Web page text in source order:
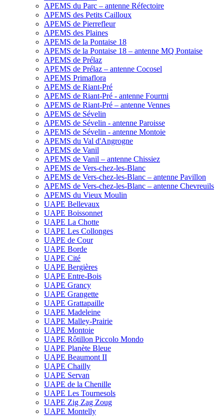
APEMS du Parc – antenne Réfectoire
APEMS des Petits Cailloux
APEMS de Pierrefleur
APEMS des Plaines
APEMS de la Pontaise 18
APEMS de la Pontaise 18 – antenne MQ Pontaise
APEMS de Prélaz
APEMS de Prélaz – antenne Cocosel
APEMS Primaflora
APEMS de Riant-Pré
APEMS de Riant-Pré - antenne Fourmi
APEMS de Riant-Pré – antenne Vennes
APEMS de Sévelin
APEMS de Sévelin - antenne Paroisse
APEMS de Sévelin - antenne Montoie
APEMS du Val d'Angrogne
APEMS de Vanil
APEMS de Vanil – antenne Chissiez
APEMS de Vers-chez-les-Blanc
APEMS de Vers-chez-les-Blanc – antenne Pavillon
APEMS de Vers-chez-les-Blanc – antenne Chevreuils
APEMS du Vieux Moulin
UAPE Bellevaux
UAPE Boissonnet
UAPE La Chotte
UAPE Les Collonges
UAPE de Cour
UAPE Borde
UAPE Cité
UAPE Bergières
UAPE Entre-Bois
UAPE Grancy
UAPE Grangette
UAPE Grattapaille
UAPE Madeleine
UAPE Malley-Prairie
UAPE Montoie
UAPE Rôtillon Piccolo Mondo
UAPE Planète Bleue
UAPE Beaumont II
UAPE Chailly
UAPE Servan
UAPE de la Chenille
UAPE Les Tournesols
UAPE Zig Zag Zoug
UAPE Montelly